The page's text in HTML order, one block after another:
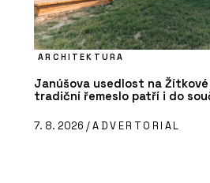
ARCHITEKTURA
Janúšova usedlost na Žítkové
tradiční řemeslo patří i do
7. 8. 2026 /ADVERTORIAL